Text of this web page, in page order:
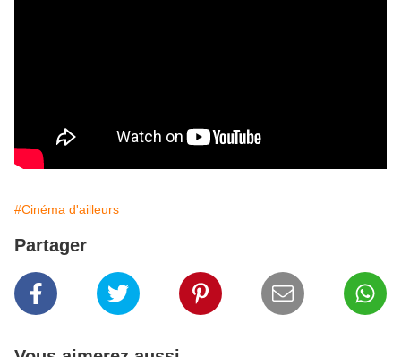
#Cinéma d'ailleurs
Partager